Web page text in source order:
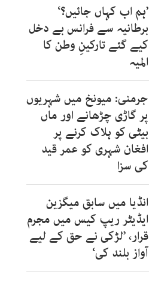
’ہم اب کہاں جائیں؟‘
برطانیہ سے فرانس بے دخل
کیے گئے تارکینِ وطن کا
المیہ
جرمنی: میونخ میں شہریوں
پر گاڑی چڑھانے اور ماں
بیٹی کو ہلاک کرنے پر
افغان شہری کو عمر قید
کی سزا
انڈیا میں سابق میگزین
ایڈیٹر ریپ کیس میں مجرم
قرار، ’لڑکی نے حق کے لیے
آواز بلند کی‘